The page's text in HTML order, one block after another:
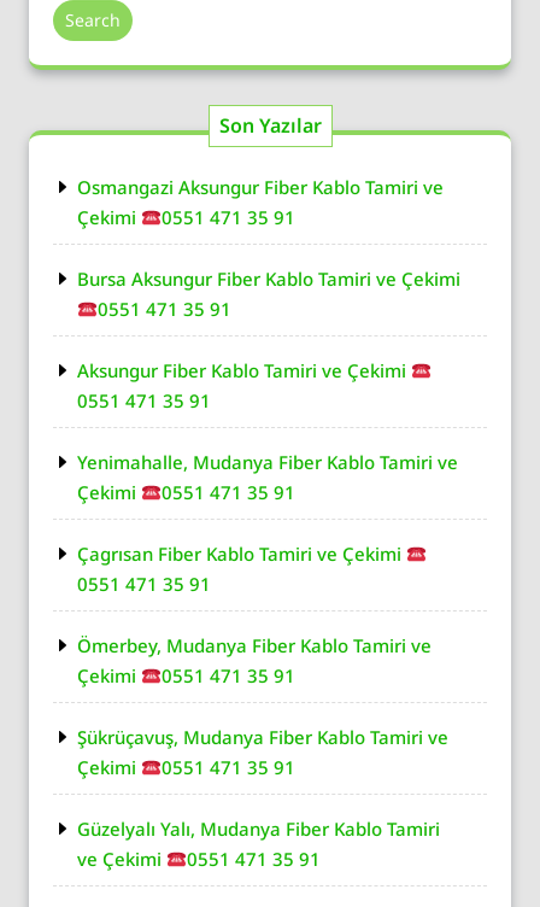
Search
Son Yazılar
Osmangazi Aksungur Fiber Kablo Tamiri ve
Çekimi
0551 471 35 91
Bursa Aksungur Fiber Kablo Tamiri ve Çekimi
0551 471 35 91
Aksungur Fiber Kablo Tamiri ve Çekimi
0551 471 35 91
Yenimahalle, Mudanya Fiber Kablo Tamiri ve
Çekimi
0551 471 35 91
Çagrısan Fiber Kablo Tamiri ve Çekimi
0551 471 35 91
Ömerbey, Mudanya Fiber Kablo Tamiri ve
Çekimi
0551 471 35 91
Şükrüçavuş, Mudanya Fiber Kablo Tamiri ve
Çekimi
0551 471 35 91
Güzelyalı Yalı, Mudanya Fiber Kablo Tamiri
ve Çekimi
0551 471 35 91